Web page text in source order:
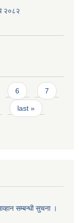
२०८२
6 7
last »
सम्बन्धी सुचना ।